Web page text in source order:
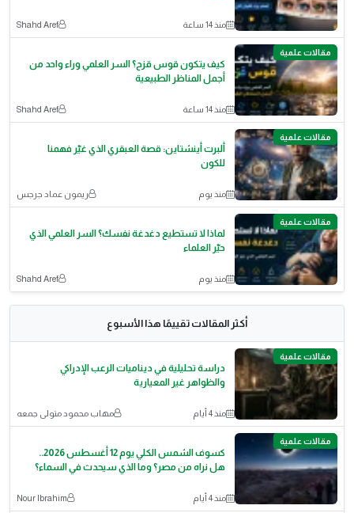
منذ 14 ساعة Shahd Aref
مقالات علمية
كيف يتكون قوس قزح؟ السر العلمي وراء واحد من
أجمل المناظر الطبيعية
منذ 14 ساعة Shahd Aref
مقالات علمية
ألبرت أينشتاين: قصة العبقري الذي غيّر فهمنا
للكون
منذ يوم ريمون عماد جرجس
مقالات علمية
لماذا لا تستطيع دغدغة نفسك؟ السر العلمي الذي
حيّر العلماء
منذ يوم Shahd Aref
أكثر المقالات تقييمًا هذا الأسبوع
مقالات علمية
دراسة تحليلية في ديناميات الرعب الإدراكي
والظواهر غير المعيارية
منذ 4 أيام مهاب محمود متولى جمعه
مقالات علمية
كسوف الشمس الكلي يوم 12 أغسطس 2026..
هل نراه من مصر؟ وما الذي سيحدث في السماء؟
منذ 4 أيام Nour Ibrahim